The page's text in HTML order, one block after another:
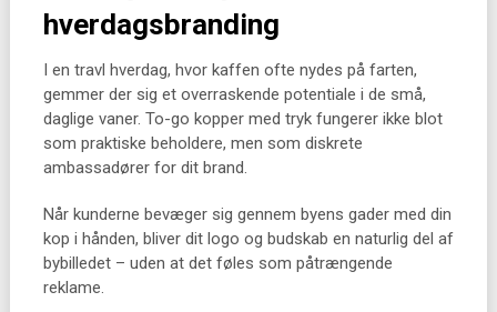
hverdagsbranding
I en travl hverdag, hvor kaffen ofte nydes på farten,
gemmer der sig et overraskende potentiale i de små,
daglige vaner. To-go kopper med tryk fungerer ikke blot
som praktiske beholdere, men som diskrete
ambassadører for dit brand.
Når kunderne bevæger sig gennem byens gader med din
kop i hånden, bliver dit logo og budskab en naturlig del af
bybilledet – uden at det føles som påtrængende
reklame.